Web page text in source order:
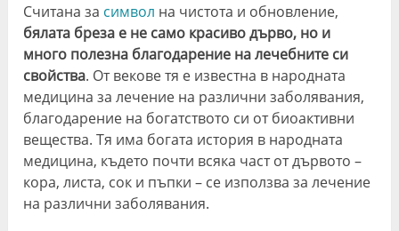
Считана за символ на чистота и обновление,
бялата бреза е не само красиво дърво, но и
много полезна благодарение на лечебните си
свойства. От векове тя е известна в народната
медицина за лечение на различни заболявания,
благодарение на богатството си от биоактивни
вещества. Тя има богата история в народната
медицина, където почти всяка част от дървото –
кора, листа, сок и пъпки – се използва за лечение
на различни заболявания.